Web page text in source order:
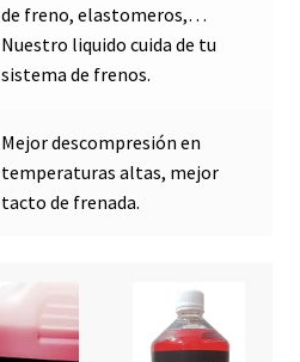
de freno, elastomeros,…
Nuestro liquido cuida de tu
sistema de frenos.
Mejor descompresión en
temperaturas altas, mejor
tacto de frenada.